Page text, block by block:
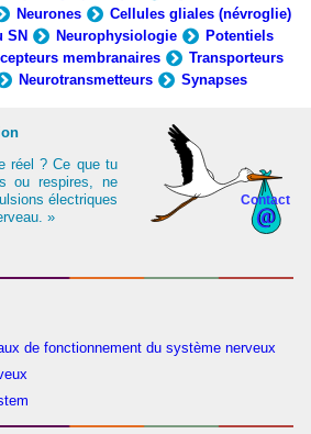
Neurones
Cellules gliales (névroglie)
SN
Neurophysiologie
Potentiels
membranaires
Transporteurs
Neurotransmetteurs Synapses
Contact
réel ? Ce que tu
ou respires, ne
électriques
»
de fonctionnement du système nerveux